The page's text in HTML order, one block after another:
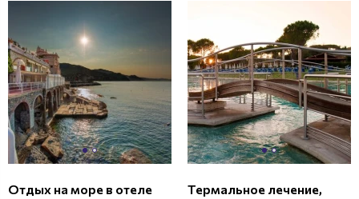
Отдых на море в отеле
Термальное лечение,